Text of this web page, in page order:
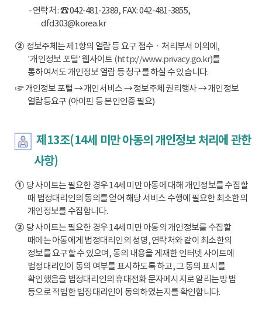
- 연락처 : ☎ 042-481-2389, FAX: 042-481-3855,
dfd303@korea.kr
②정보주체는 제1항의 열람 등 요구 접수ㆍ처리부서 이외에,
'개인정보 포털’ 웹사이트 (http://www.privacy.go.kr)를
통하여서도 개인정보 열람 등 청구를 하실 수 있습니다.
☞ 개인정보 포털 → 개인서비스 → 정보주체 권리행사 → 개인정보
열람등요구 (아이핀 등 본인인증 필요)
제13조(14세 미만 아동의 개인정보 처리에 관한
사항)
①당 사이트는 필요한 경우 14세 미만 아동에 대해 개인정보를 수집할
때 법정대리인의 동의를 얻어 해당 서비스 수행에 필요한 최소한의
개인정보를 수집합니다.
②당 사이트는 필요한 경우 14세 미만 아동의 개인정보를 수집할
때에는 아동에게 법정대리인의 성명, 연락처와 같이 최소한의
정보를 요구할 수 있으며, 동의 내용을 게재한 인터넷 사이트에
법정대리인이 동의 여부를 표시하도록 하고, 그 동의 표시를
확인했음을 법정대리인의 휴대전화 문자메시지로 알리는 방법
등으로 적법한 법정대리인이 동의하였는지를 확인합니다.